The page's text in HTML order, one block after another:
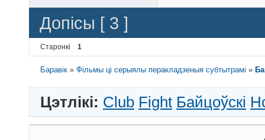
Допісы [ 3 ]
Старонкі 1
Баравік »Фільмы ці серыялы перакладзеныя субтытрамі »
Цэтлікі: Club Fight Байцоўскі